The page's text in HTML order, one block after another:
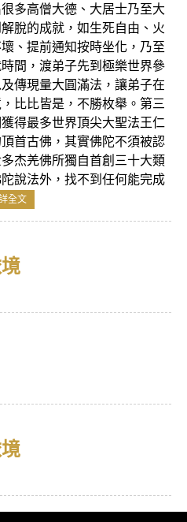
多高僧大德、大居士乃至大
脫的成就，如生死自由、火
、提前通知按時坐化，乃至
間，渡弟子先到極樂世界參
傳現量大圓滿法，讓弟子在
比比皆是，不勝枚舉。第三
得最多世界頂尖大聖法王仁
首古佛，其實佛陀不須被認
杰羌佛所獨自首創三十大類
說法外，找不到任何能完成
全文